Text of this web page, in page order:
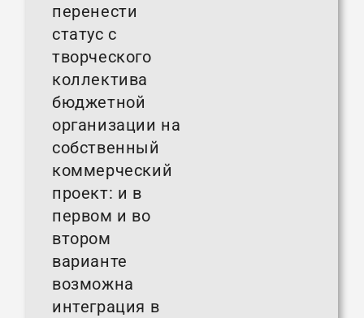
перенести
статус с
творческого
коллектива
бюджетной
организации на
собственный
коммерческий
проект: и в
первом и во
втором
варианте
возможна
интеграция в